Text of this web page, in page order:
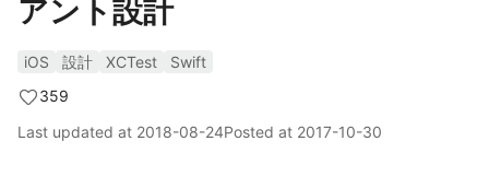
アント設計
iOS 設計 XCTest
Swift
359
Last updated at 2018-08-24Posted at 2017-10-30